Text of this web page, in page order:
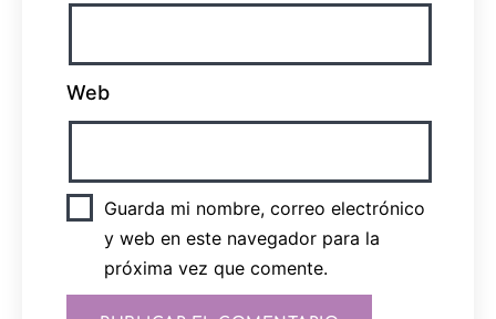
Web
Guarda mi nombre, correo electrónico
y web en este navegador para la
próxima vez que comente.